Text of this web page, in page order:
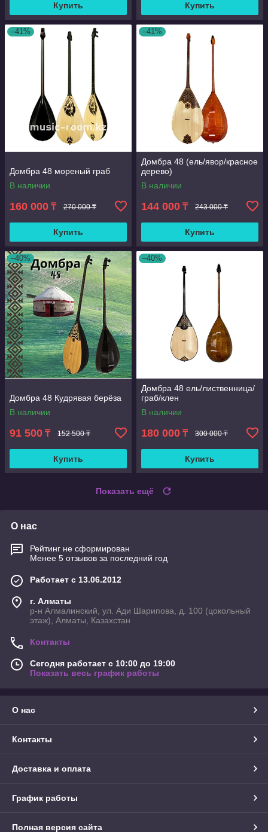
Купить Купить
–41%
Домбра 48 мореный граб
В наличии
160 000 ₸ 270 000 ₸
Купить
–41%
Домбра 48 (ель/явор/красное
дерево)
В наличии
144 000 ₸ 243 000 ₸
Купить
–40%
Домбра 48 Кудрявая берёза
В наличии
91 500 ₸ 152 500 ₸
Купить
–40%
Домбра 48 ель/лиственница/
граб/клен
В наличии
180 000 ₸ 300 000 ₸
Купить
Показать ещё
О нас
Рейтинг не сформирован
Менее 5 отзывов за последний год
Работает с 13.06.2012
г. Алматы
р-н Алмалинский, ул. Ади Шарипова, д. 100 (цокольный
этаж), Алматы, Казахстан
Контакты
Сегодня работает с 10:00 до 19:00
Показать весь график работы
О нас
Контакты
Доставка и оплата
График работы
Полная версия сайта